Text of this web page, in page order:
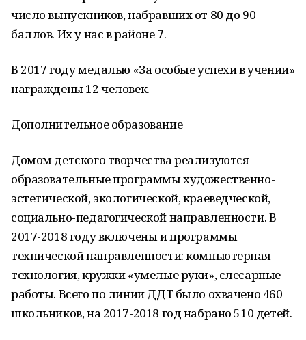
число выпускников, набравших от 80 до 90
баллов. Их у нас в районе 7.
В 2017 году медалью «За особые успехи в учении»
награждены 12 человек.
Дополнительное образование
Домом детского творчества реализуются
образовательные программы художественно-
эстетической, экологической, краеведческой,
социально-педагогической направленности. В
2017-2018 году включены и программы
технической направленности: компьютерная
технология, кружки «умелые руки», слесарные
работы. Всего по линии ДДТ было охвачено 460
школьников, на 2017-2018 год набрано 510 детей.